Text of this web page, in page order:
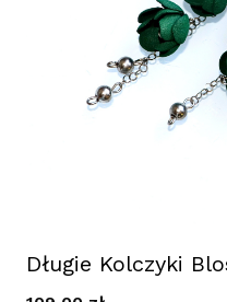
Długie Kolczyki